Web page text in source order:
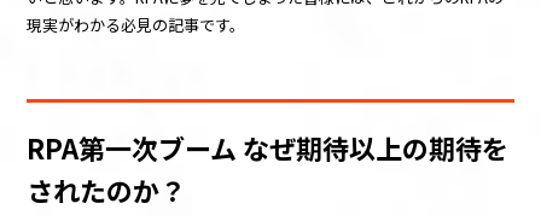
現実がわかる必見の記事です。
RPA第一次ブーム なぜ期待以上の期待を
されたのか？